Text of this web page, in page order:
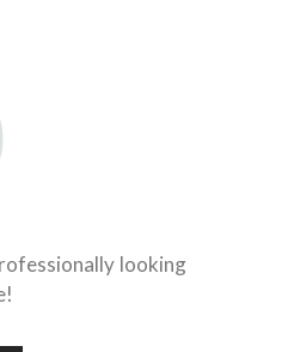
looking